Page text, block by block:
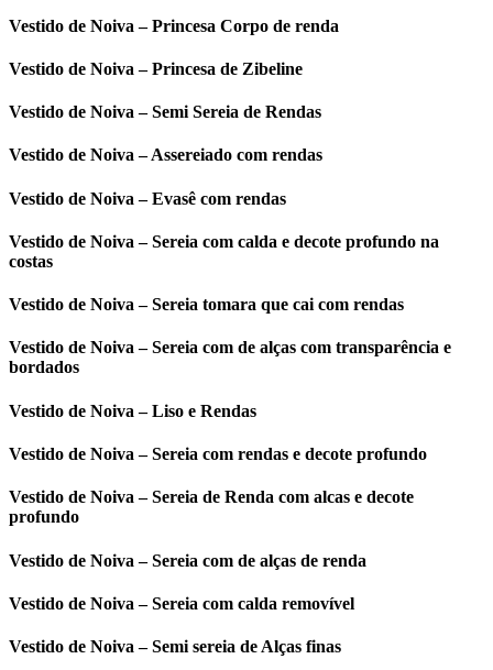
Vestido de Noiva – Princesa Corpo de renda
Vestido de Noiva – Princesa de Zibeline
Vestido de Noiva – Semi Sereia de Rendas
Vestido de Noiva – Assereiado com rendas
Vestido de Noiva – Evasê com rendas
Vestido de Noiva – Sereia com calda e decote profundo na
costas
Vestido de Noiva – Sereia tomara que cai com rendas
Vestido de Noiva – Sereia com de alças com transparência e
bordados
Vestido de Noiva – Liso e Rendas
Vestido de Noiva – Sereia com rendas e decote profundo
Vestido de Noiva – Sereia de Renda com alcas e decote
profundo
Vestido de Noiva – Sereia com de alças de renda
Vestido de Noiva – Sereia com calda removível
Vestido de Noiva – Semi sereia de Alças finas